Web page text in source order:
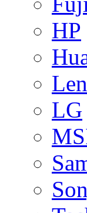
HP
LG